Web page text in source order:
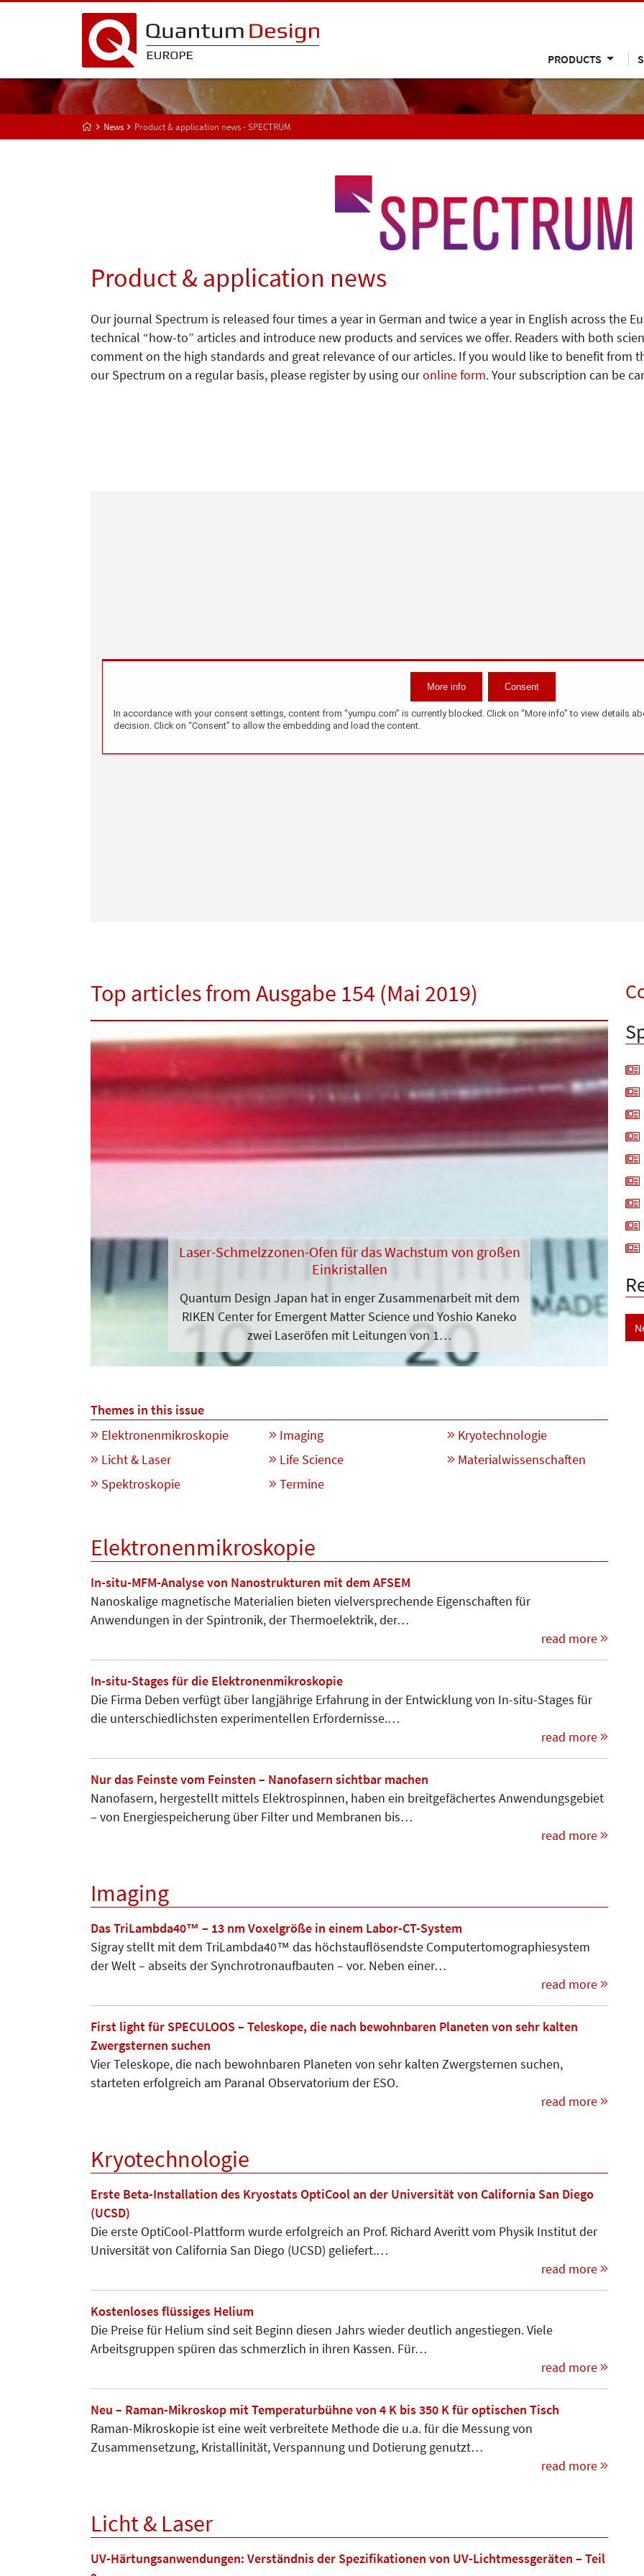
PRODUCTS
News Product & application news - SPECTRUM
Product & application news
Our journal Spectrum is released four times a year in German and twice a year in English across the
technical “how-to” articles and introduce new products and services we offer. Readers with both
comment on the high standards and great relevance of our articles. If you would like to benefit from
our Spectrum on a regular basis, please register by using ouronline form. Your subscription can be
Top articles from Ausgabe 154 (Mai 2019)
Laser-Schmelzzonen-Ofen für das Wachstum von großen
Einkristallen
Quantum Design Japan hat in enger Zusammenarbeit mit dem
RIKEN Center for Emergent Matter Science und Yoshio Kaneko
zwei Laseröfen mit Leitungen von 1…
Themes in this issue
Elektronenmikroskopie
Imaging
Kryotechnologie
Licht & Laser
Life Science
Materialwissenschaften
Spektroskopie
Termine
Elektronenmikroskopie
In-situ-MFM-Analyse von Nanostrukturen mit dem AFSEM
Nanoskalige magnetische Materialien bieten vielversprechende Eigenschaf­ten für
Anwendungen in der Spintro­nik, der Thermoelektrik, der…
read more
In-situ-Stages für die Elektronenmikroskopie
Die Firma Deben verfügt über langjährige Erfahrung in der Entwicklung von In-situ-Stages für
die unterschied­lichsten experimentellen Erfor­dernis­se.…
read more
Nur das Feinste vom Feinsten – Nanofasern sichtbar machen
Nanofasern, hergestellt mittels Elektrospinnen, haben ein breitgefächertes Anwendungsgebiet
– von Energie­speicherung über Filter und Membranen bis…
read more
Imaging
Das TriLambda40™ – 13 nm Voxelgröße in einem Labor-CT-System
Sigray stellt mit dem TriLambda40™ das höchstauflösendste Computer­tomographiesystem
der Welt – abseits der Synchrotronaufbauten – vor. Neben einer…
read more
First light für SPECULOOS – Teleskope, die nach bewohnbaren Planeten von sehr kalten
Zwergsternen suchen
Vier Teleskope, die nach bewohnbaren Planeten von sehr kalten Zwergsternen suchen,
starteten erfolgreich am Paranal Observatorium der ESO.
read more
Kryotechnologie
Erste Beta-Installation des Kryostats OptiCool an der Universität von California San Diego
(UCSD)
Die erste OptiCool-Plattform wurde erfolgreich an Prof. Richard Averitt vom Physik Institut der
Universität von California San Diego (UCSD) geliefert.…
read more
Kostenloses flüssiges Helium
Die Preise für Helium sind seit Beginn diesen Jahrs wieder deutlich angestiegen. Viele
Arbeitsgruppen spüren das schmerzlich in ihren Kassen. Für…
read more
Neu – Raman-Mikroskop mit Temperaturbühne von 4 K bis 350 K für optischen Tisch
Raman-Mikroskopie ist eine weit verbreitete Methode die u.a. für die Mes­sung von
Zusammensetzung, Kristal­linität, Verspannung und Dotie­rung genutzt…
read more
Licht & Laser
UV-Härtungsanwendungen: Verständnis der Spezifikationen von UV-Lichtmessgeräten – Teil